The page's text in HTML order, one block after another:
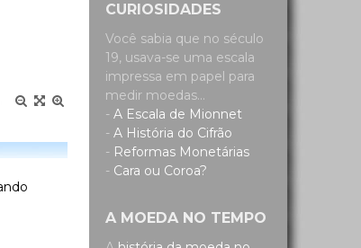
CURIOSIDADES
Você sabia que no século
19, usava-se uma escala
impressa em papel para
medir moedas...
- A Escala de Mionnet
- A História do Cifrão
- Reformas Monetárias
- Cara ou Coroa?
A MOEDA NO TEMPO